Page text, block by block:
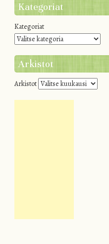
Kategoriat
Kategoriat
Arkistot
Arkistot